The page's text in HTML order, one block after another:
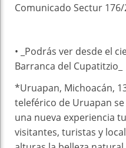
Comunicado Sectur
• _⁠Podrás ver desde el
Barranca del Cupatitzio_
*Uruapan, Michoacán,
teleférico de Uruapan
una nueva experiencia
visitantes, turistas y